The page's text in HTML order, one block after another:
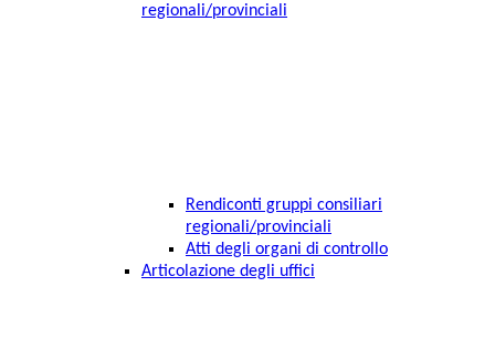
regionali/provinciali
Rendiconti gruppi consiliari
regionali/provinciali
Atti degli organi di controllo
Articolazione degli uffici